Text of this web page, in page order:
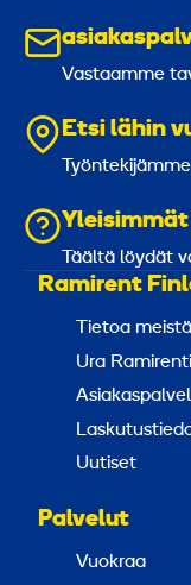
Vastaamme
Etsi lähin
Täältä löydät
Ramirent
Tietoa meistä
Ura
Uutiset
Palvelut
Vuokraa